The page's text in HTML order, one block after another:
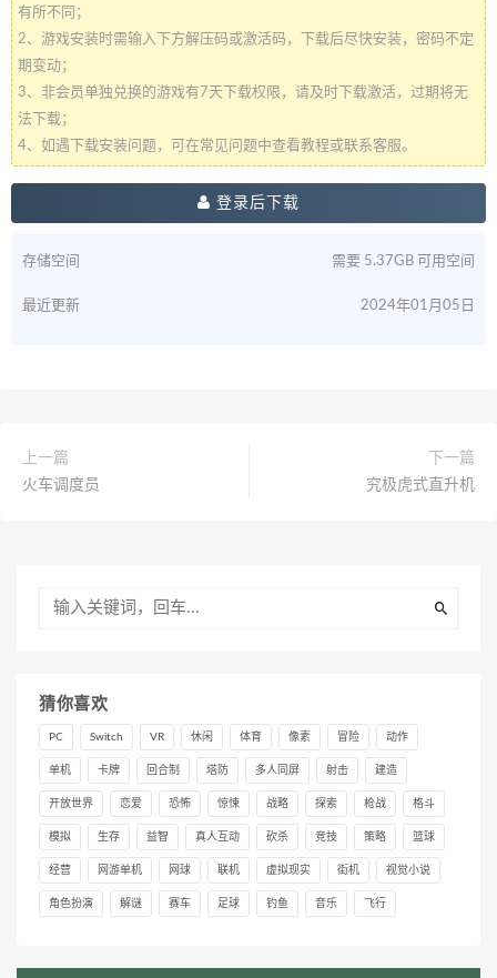
有所不同；
2、游戏安装时需输入下方解压码或激活码，下载后尽快安装，密码不定
期变动；
3、非会员单独兑换的游戏有7天下载权限，请及时下载激活，过期将无
法下载；
4、如遇下载安装问题，可在常见问题中查看教程或联系客服。
登录后下载
存储空间 需要 5.37GB 可用空间
最近更新 2024年01月05日
上一篇
火车调度员
下一篇
究极虎式直升机
猜你喜欢
PC Switch VR 休闲 体育 像素 冒险 动作
单机 卡牌 回合制 塔防 多人同屏 射击 建造
开放世界 恋爱 恐怖 惊悚 战略 探索 枪战 格斗
模拟 生存 益智 真人互动 砍杀 竞技 策略 篮球
经营 网游单机 网球 联机 虚拟现实 街机 视觉小说
角色扮演 解谜 赛车 足球 钓鱼 音乐 飞行